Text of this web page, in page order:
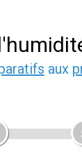
aux